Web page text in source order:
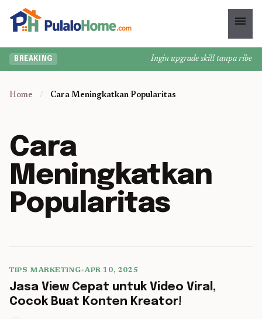
menu
BREAKING Ingin upgrade skill tanpa ribet?
Home / Cara Meningkatkan Popularitas
Cara
Meningkatkan
Popularitas
5 min read
TIPS MARKETING•APR 10, 2025
Jasa View Cepat untuk Video Viral,
Cocok Buat Konten Kreator!